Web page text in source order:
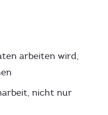
arbeiten wird,
nicht nur